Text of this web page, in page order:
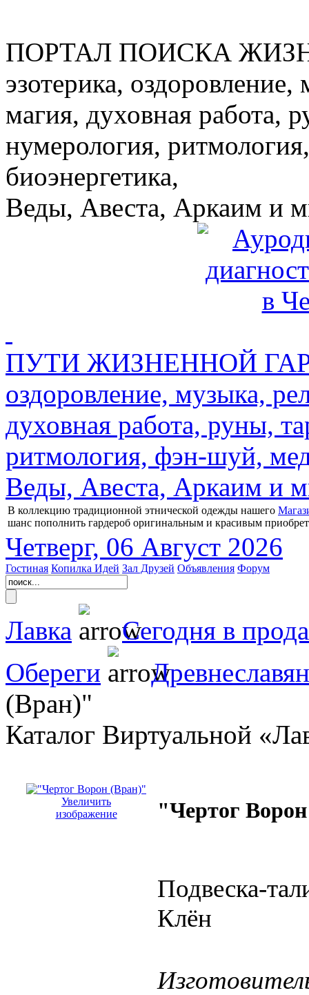
ПОРТАЛ ПОИСКА
эзотерика,
магия, духовная работа,
нумерология,
биоэнергетика,
Веды, Авеста, Аркаим и
ПУТИ ЖИЗНЕННОЙ
оздоровление, музыка,
духовная работа, руны,
ритмология, фэн-шуй,
Веды, Авеста, Аркаим и
В коллекцию традиционной этнической одежды нашего
шанс пополнить гардероб оригинальным и красивым
Четверг, 06 Август 2026
Гостиная Копилка Идей Зал Друзей Объявления Форум
Лавка
Сегодня в
Обереги
(Вран)"
Каталог Виртуальной
Увеличить
изображение
"Чертог
Подвеска-
Клён